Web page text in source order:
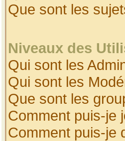
Que sont les
Niveaux des
Qui sont les
Qui sont les
Que sont les
Comment puis-je
Comment puis-je